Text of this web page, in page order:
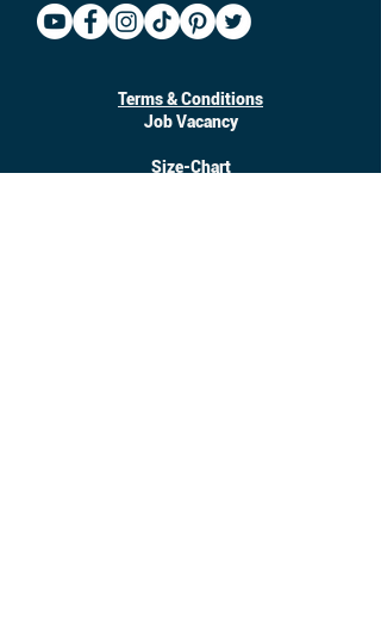
Terms & Conditions
Job Vacancy
Size-Chart